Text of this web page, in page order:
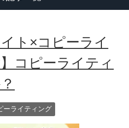
ト×コピーライ
コピーライティ
ーライティング